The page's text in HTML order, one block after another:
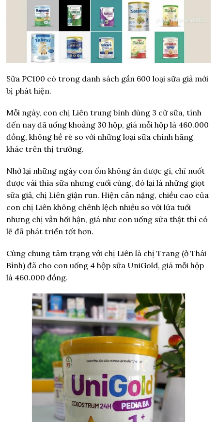
Sữa PC100 có trong danh sách gần 600 loại sữa giả mới
bị phát hiện.
Mỗi ngày, con chị Liên trung bình dùng 3 cữ sữa, tính
đến nay đã uống khoảng 30 hộp, giá mỗi hộp là 460.000
đồng, không hề rẻ so với những loại sữa chính hãng
khác trên thị trường.
Nhớ lại những ngày con ốm không ăn được gì, chỉ nuốt
được vài thìa sữa nhưng cuối cùng, đó lại là những giọt
sữa giả, chị Liên giận run. Hiện cân nặng, chiều cao của
con chị Liên không chênh lệch nhiều so với lứa tuổi
nhưng chị vẫn hối hận, giá như con uống sữa thật thì có
lẽ đã phát triển tốt hơn.
Cùng chung tâm trạng với chị Liên là chị Trang (ở Thái
Bình) đã cho con uống 4 hộp sữa UniGold, giá mỗi hộp
là 460.000 đồng.